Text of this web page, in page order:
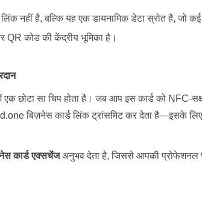
नहीं है, बल्कि यह एक डायनामिक डेटा स्रोत है, जो
कोड की केंद्रीय भूमिका है।
छोटा सा चिप होता है। जब आप इस कार्ड को NFC-
बिज़नेस कार्ड लिंक ट्रांसमिट कर देता है—इसके
कार्ड एक्सचेंजअनुभव देता है, जिससे आपकी प्रोफेशनल